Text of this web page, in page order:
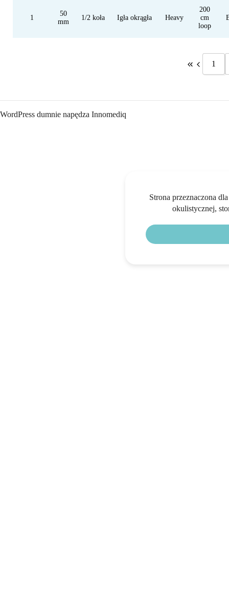
1
50
mm
1/2 koła Igła okrągła Heavy
200
cm
loop
1
WordPress dumnie napędza Innomediq
Strona przeznaczona
okulistycznej,